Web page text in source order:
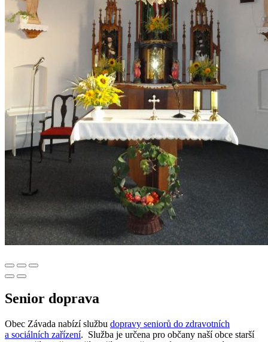
Senior doprava
Obec Závada nabízí službu dopravy seniorů do zdravotních
a sociálních zařízení. Služba je určena pro občany naší obce starší